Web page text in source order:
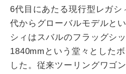
6代目にあたる現行型レガシ
代からグローバルモデルと
シィはスバルのフラッグシ
1840mmという堂々とした
した。従来ツーリングワゴ